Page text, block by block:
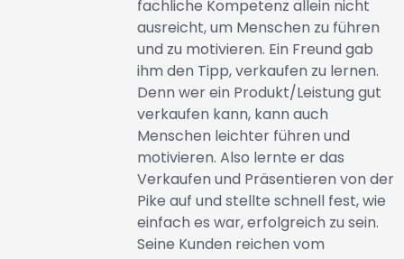
fachliche Kompetenz allein nicht
ausreicht, um Menschen zu führen
und zu motivieren. Ein Freund gab
ihm den Tipp, verkaufen zu lernen.
Denn wer ein Produkt/Leistung gut
verkaufen kann, kann auch
Menschen leichter führen und
motivieren. Also lernte er das
Verkaufen und Präsentieren von der
Pike auf und stellte schnell fest, wie
einfach es war, erfolgreich zu sein.
Seine Kunden reichen vom